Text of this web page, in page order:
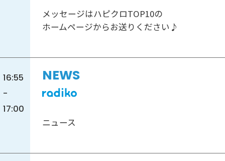
メッセージはハピクロTOP10の
ホームページからお送りください♪
16:55
-
17:00
NEWS
ニュース